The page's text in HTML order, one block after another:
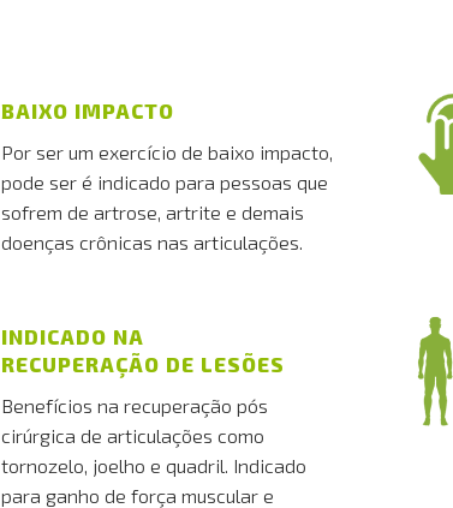
BAIXO IMPACTO
Por ser um exercício de baixo impacto,
pode ser é indicado para pessoas que
sofrem de artrose, artrite e demais
doenças crônicas nas articulações.
INDICADO NA
RECUPERAÇÃO DE LESÕES
Benefícios na recuperação pós
cirúrgica de articulações como
tornozelo, joelho e quadril. Indicado
para ganho de força muscular e